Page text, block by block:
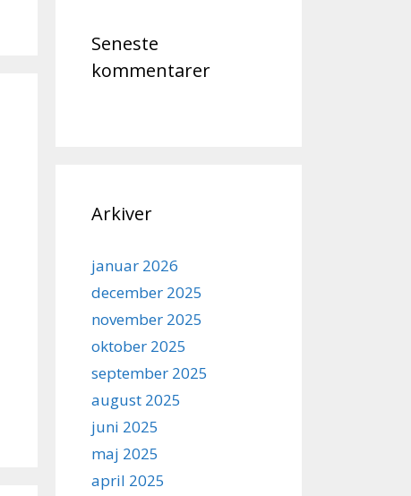
Seneste
kommentarer
Arkiver
januar 2026
december 2025
november 2025
oktober 2025
september 2025
august 2025
juni 2025
maj 2025
april 2025